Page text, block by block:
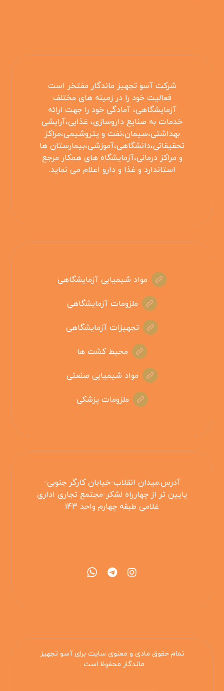
شرکت آسو تجهیز ماندگار مفتخر است
فعالیت خود را در زمینه های مختلف
آزمایشگاهی، آمادگی خود را جهت ارائه
خدمات به صنایع داروسازی، غذایی،آرایشی
بهداشتی،سیمان،نفت و پتروشیمی،مراکز
تحقیقاتی،دانشگاهی،آموزشی،بیمارستان ها
و مراکز درمانی،آزمایشگاه های همکار مرجع
استاندارد و غذا و دارو اعلام می نماید.
مواد شیمیایی آزمایشگاهی
ملزومات آزمایشگاهی
تجهیزات آزمایشگاهی
محیط کشت ها
مواد شیمیایی صنعتی
ملزومات پزشکی
آدرس:میدان انقلاب-خیابان کارگر جنوبی-
پایین تر از چهارراه لشکر-مجتمع تجاری اداری
غلامی طبقه چهارم واحد ۱۴۳
تمام حقوق مادی و معنوی سایت برای آسو تجهیز
ماندگار محفوظ است .